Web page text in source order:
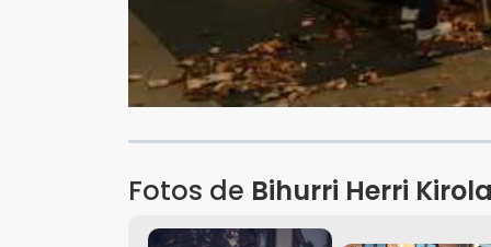
Fotos de Bihurri Herri